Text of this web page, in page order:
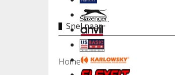
Snel naar
Home